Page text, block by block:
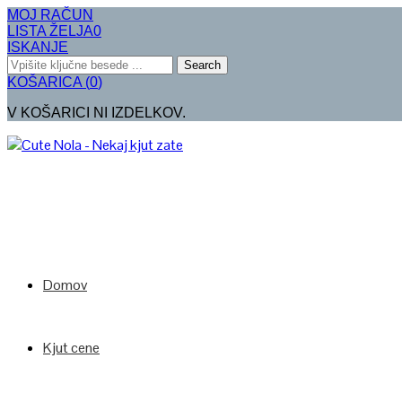
MOJ RAČUN
LISTA ŽELJA0
ISKANJE
Search
KOŠARICA (0)
V KOŠARICI NI IZDELKOV.
Domov
Kjut cene